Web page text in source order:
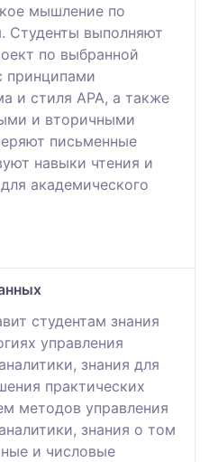
мышление по
Студенты выполняют
по выбранной
принципами
и стиля APA, а также
и вторичными
письменные
навыки чтения и
академического
студентам знания
управления
знания для
практических
методов управления
знания о том
и числовые